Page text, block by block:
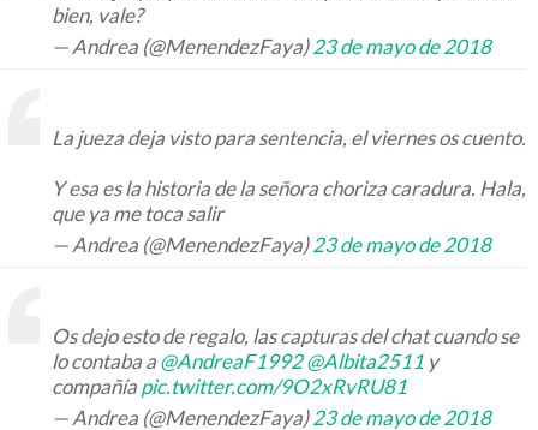
bien, vale?
— Andrea (@MenendezFaya)23 de mayo de 2018
La jueza deja visto para sentencia, el viernes os cuento.
Y esa es la historia de la señora choriza caradura. Hala,
que ya me toca salir
— Andrea (@MenendezFaya)23 de mayo de 2018
Os dejo esto de regalo, las capturas del chat cuando se
lo contaba a @AndreaF1992 @Albita2511 y
compañía pic.twitter.com/9O2xRvRU81
— Andrea (@MenendezFaya)23 de mayo de 2018